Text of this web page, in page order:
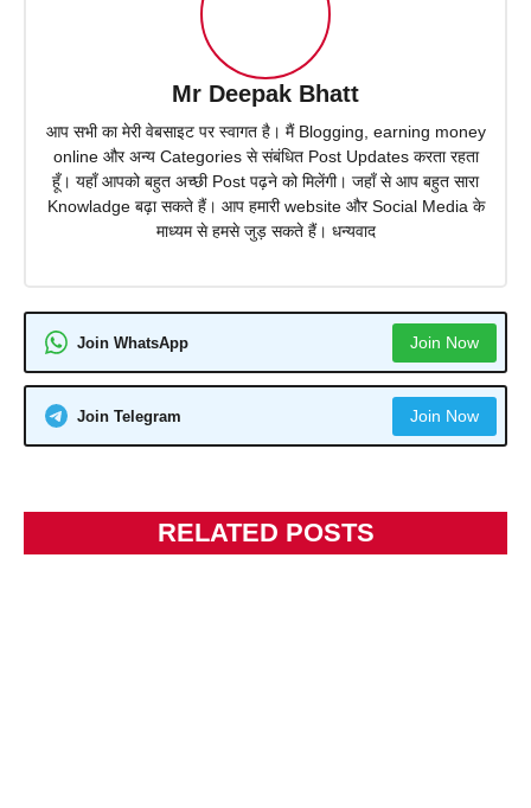
Mr Deepak Bhatt
आप सभी का मेरी वेबसाइट पर स्वागत है। मैं Blogging, earning money
online और अन्य Categories से संबंधित Post Updates करता रहता
हूँ। यहाँ आपको बहुत अच्छी Post पढ़ने को मिलेंगी। जहाँ से आप बहुत सारा
Knowladge बढ़ा सकते हैं। आप हमारी website और Social Media के
माध्यम से हमसे जुड़ सकते हैं। धन्यवाद
Join WhatsApp Join Now
Join Telegram Join Now
RELATED POSTS